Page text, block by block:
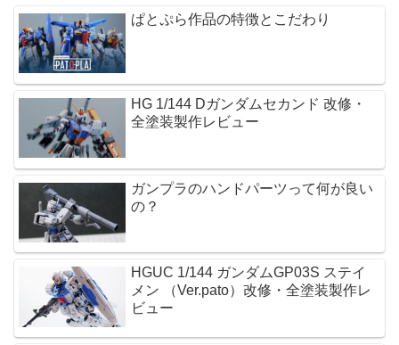
ぱとぷら作品の特徴とこだわり
HG 1/144 Dガンダムセカンド 改修・
全塗装製作レビュー
ガンプラのハンドパーツって何が良い
の？
HGUC 1/144 ガンダムGP03S ステイ
メン （Ver.pato）改修・全塗装製作レ
ビュー